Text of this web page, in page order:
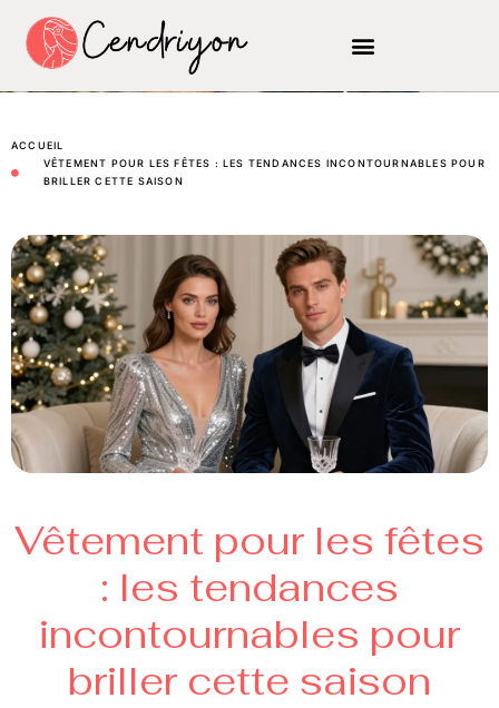
ACCUEIL
VÊTEMENT POUR LES FÊTES : LES TENDANCES INCONTOURNABLES POUR
BRILLER CETTE SAISON
Vêtement pour les fêtes
: les tendances
incontournables pour
briller cette saison